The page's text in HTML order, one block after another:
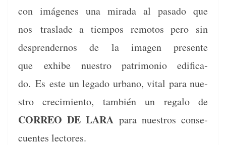
con imá­genes una mira­da al pasa­do que
nos traslade a tiem­pos remo­tos pero sin
despren­der­nos de la ima­gen pre­sente
queexhibe nue­stro pat­ri­mo­nio edi­fi­ca­
do. Es este un lega­do urbano, vital para nue­
stro crec­imien­to, tam­bién un rega­lo de
CORREO DE LARA para nue­stros con­se­
cuentes lectores.